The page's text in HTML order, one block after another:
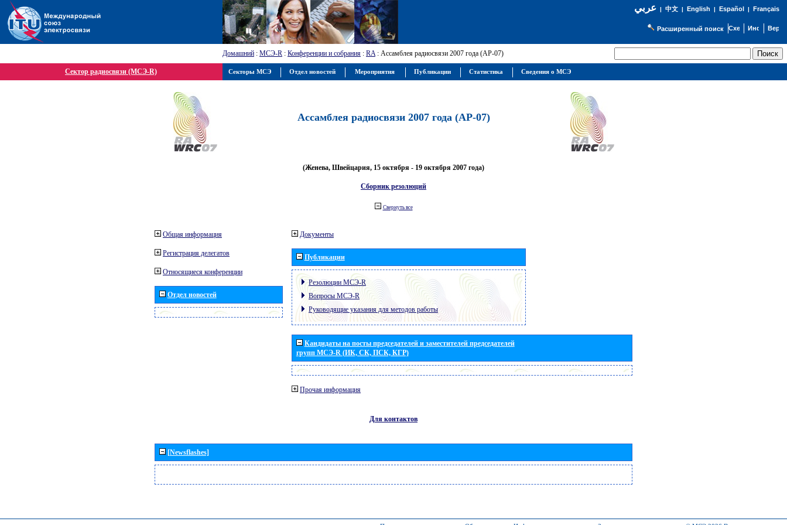
عربي| 中文| English | Español | Français
Расширенный поиск
Домашний : МСЭ-R : Конференции и собрания : RA: Ассамблея радиосвязи 2007 года (АР-07)
Сектор радиосвязи (МСЭ-R)
Ассамблея радиосвязи 2007 года (АР-07)
(Женева, Швейцария, 15 октября - 19 октября 2007 года)
Сборник резолюций
Свернуть все
Общая информация
Регистрация делегатов
Относящиеся конференции
Отдел новостей
Документы
Публикации
Резолюции МСЭ-R
Вопросы МСЭ-R
Руководящие указания для методов работы
Кандидаты на посты председателей и заместителей председателей
групп МСЭ-R (ИК, СК, ПСК, КГР)
Прочая информация
Для контактов
[Newsflashes]
Секторы МСЭ Отдел новостей Мероприятия Публикации Статистика Сведения о МСЭ